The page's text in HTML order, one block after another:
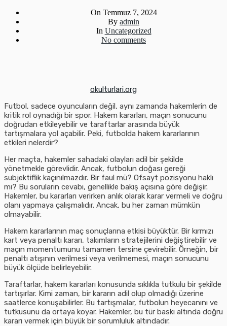
On Temmuz 7, 2024
By admin
In Uncategorized
No comments
okulturlari.org
Futbol, sadece oyuncuların değil, aynı zamanda hakemlerin de
kritik rol oynadığı bir spor. Hakem kararları, maçın sonucunu
doğrudan etkileyebilir ve taraftarlar arasında büyük
tartışmalara yol açabilir. Peki, futbolda hakem kararlarının
etkileri nelerdir?
Her maçta, hakemler sahadaki olayları adil bir şekilde
yönetmekle görevlidir. Ancak, futbolun doğası gereği
subjektiflik kaçınılmazdır. Bir faul mü? Ofsayt pozisyonu haklı
mı? Bu soruların cevabı, genellikle bakış açısına göre değişir.
Hakemler, bu kararları verirken anlık olarak karar vermeli ve doğru
olanı yapmaya çalışmalıdır. Ancak, bu her zaman mümkün
olmayabilir.
Hakem kararlarının maç sonuçlarına etkisi büyüktür. Bir kırmızı
kart veya penaltı kararı, takımların stratejilerini değiştirebilir ve
maçın momentumunu tamamen tersine çevirebilir. Örneğin, bir
penaltı atışının verilmesi veya verilmemesi, maçın sonucunu
büyük ölçüde belirleyebilir.
Taraftarlar, hakem kararları konusunda sıklıkla tutkulu bir şekilde
tartışırlar. Kimi zaman, bir kararın adil olup olmadığı üzerine
saatlerce konuşabilirler. Bu tartışmalar, futbolun heyecanını ve
tutkusunu da ortaya koyar. Hakemler, bu tür baskı altında doğru
kararı vermek için büyük bir sorumluluk altındadır.